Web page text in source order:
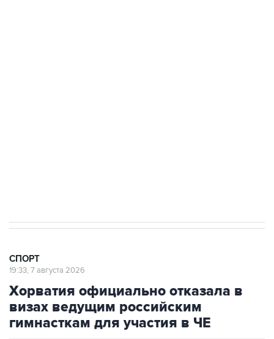
СПОРТ
19:33, 7 августа 2026
Хорватия официально отказала в
визах ведущим российским
гимнасткам для участия в ЧЕ